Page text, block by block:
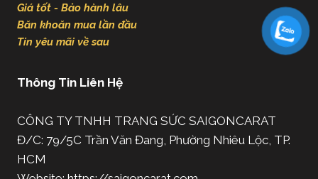
Giá tốt - Bảo hành lâu
Băn khoăn mua lần đầu
Tin yêu mãi về sau
Thông Tin Liên Hệ
CÔNG TY TNHH TRANG SỨC SAIGONCARAT
Đ/C: 79/5C Trần Văn Đang, Phường Nhiêu Lộc, TP.
HCM